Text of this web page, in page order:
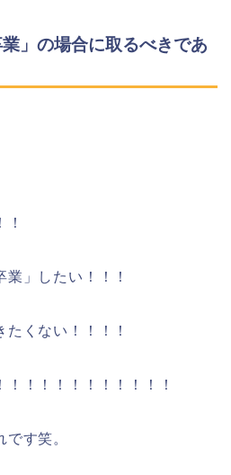
」の場合に取るべきであ
業」したい！！！
くない！！！！
！！！！！！！！！！
す笑。